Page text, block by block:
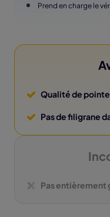
Prend en charge le
Qualité de
Pas de filigrane
Pas entièrement